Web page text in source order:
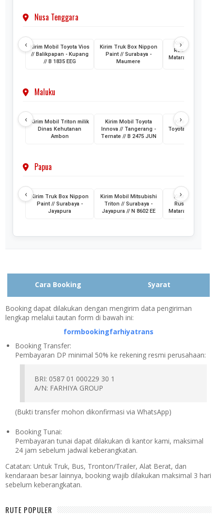
Nusa Tenggara
‹
Kirim Mobil Toyota Vios
// Balikpapan - Kupang
// B 1835 EEG
Kirim Truk Box Nippon
Paint // Surabaya -
Maumere
Kirim Mobil
Rush //
Mataram Lombok
›
Maluku
‹
Kirim Mobil Triton milik
Dinas Kehutanan
Ambon
Kirim Mobil Toyota
Innova // Tangerang -
Ternate // B 2475 JUN
Kirim 2 Unit
Toyota HiAce //
›
Papua
‹
Kirim Truk Box Nippon
Paint // Surabaya -
Jayapura
Kirim Mobil Mitsubishi
Triton // Surabaya -
Jayapura // N 8602 EE
Kirim Mobil
Rush //
Mataram // PA
›
Cara Booking Syarat
Booking dapat dilakukan dengan mengirim data pengiriman
lengkap melalui tautan form di bawah ini:
formbookingfarhiyatrans
Booking Transfer:
Pembayaran DP minimal 50% ke rekening resmi perusahaan:
BRI: 0587 01 000229 30 1
A/N: FARHIYA GROUP
(Bukti transfer mohon dikonfirmasi via WhatsApp)
Booking Tunai:
Pembayaran tunai dapat dilakukan di kantor kami, maksimal
24 jam sebelum jadwal keberangkatan.
Catatan: Untuk Truk, Bus, Tronton/Trailer, Alat Berat, dan
kendaraan besar lainnya, booking wajib dilakukan maksimal 3 hari
sebelum keberangkatan.
RUTE POPULER